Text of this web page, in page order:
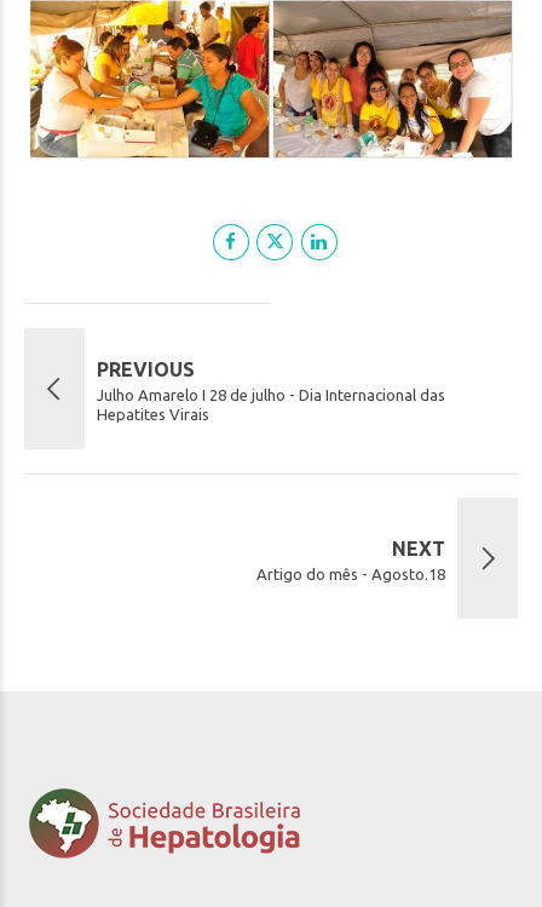
PREVIOUS
Julho Amarelo I 28 de julho - Dia Internacional das
Hepatites Virais
NEXT
Artigo do mês - Agosto.18